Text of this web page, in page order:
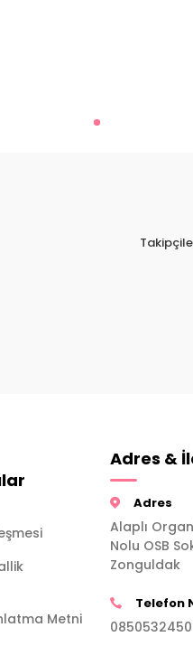
Metni
Adres &
Adres
Alaplı
Nolu OSB
Zonguldak
Telefon